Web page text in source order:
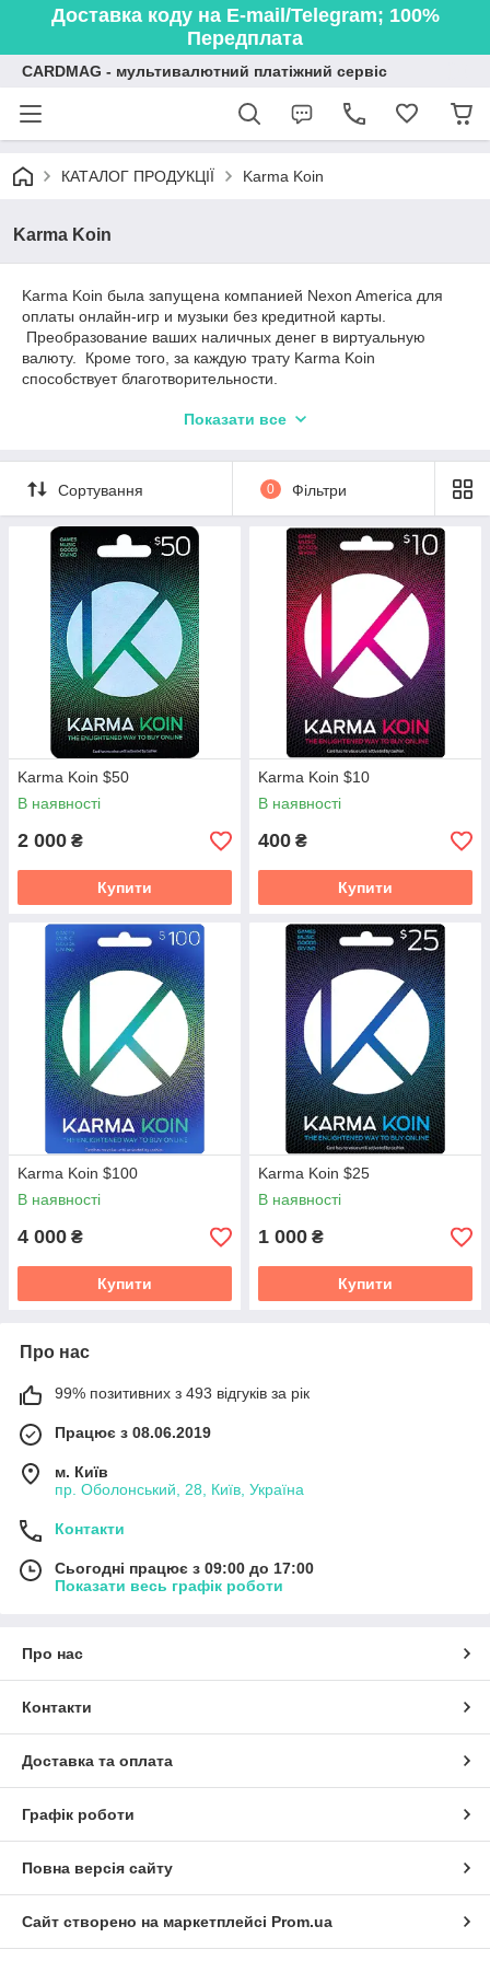
Доставка коду на E-mail/Telegram; 100%
Передплата
CARDMAG - мультивалютний платіжний сервіс
КАТАЛОГ ПРОДУКЦІЇ Karma Koin
Karma Koin
Karma Koin была запущена компанией Nexon America для
оплаты онлайн-игр и музыки без кредитной карты.
Преобразование ваших наличных денег в виртуальную
валюту. Кроме того, за каждую трату Karma Koin
способствует благотворительности.
заключается в том, что любой остаток, который не потрачен,
получить больший баланс.
Как использовать Karma Koin?
1. Виберіть Karma Koin в якості способу оплати на сайтах
онлайн-ігор або музичних сайтів, які приймають Karma Koin.
2. Введіть код карти Karma Koin для оплати.
3. У разі успіху ваша покупка буде успішною
Показати все
Сортування 0 Фільтри
Karma Koin $50
В наявності
2 000 ₴
Купити
Karma Koin $10
В наявності
400 ₴
Купити
Karma Koin $100
В наявності
4 000 ₴
Купити
Karma Koin $25
В наявності
1 000 ₴
Купити
Про нас
99% позитивних з 493 відгуків за рік
Працює з 08.06.2019
м. Київ
пр. Оболонський, 28, Київ, Україна
Контакти
Сьогодні працює з 09:00 до 17:00
Показати весь графік роботи
Про нас
Контакти
Доставка та оплата
Графік роботи
Повна версія сайту
Сайт створено на маркетплейсі Prom.ua